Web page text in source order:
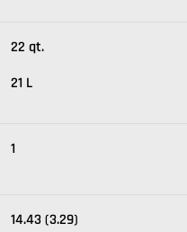
22 qt.
21 L
1
14.43 (3.29)